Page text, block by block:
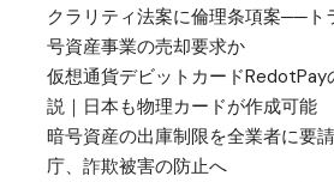
クラリティ法案に倫理条項案──ト
号資産事業の売却要求か
仮想通貨デビットカードRedotPay
説｜日本も物理カードが作成可能
暗号資産の出庫制限を全業者に要
庁、詐欺被害の防止へ